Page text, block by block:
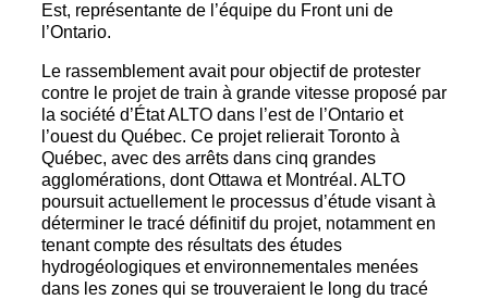
Est, représentante de l’équipe du Front uni de
l’Ontario.
Le rassemblement avait pour objectif de protester
contre le projet de train à grande vitesse proposé par
la société d’État ALTO dans l’est de l’Ontario et
l’ouest du Québec. Ce projet relierait Toronto à
Québec, avec des arrêts dans cinq grandes
agglomérations, dont Ottawa et Montréal. ALTO
poursuit actuellement le processus d’étude visant à
déterminer le tracé définitif du projet, notamment en
tenant compte des résultats des études
hydrogéologiques et environnementales menées
dans les zones qui se trouveraient le long du tracé